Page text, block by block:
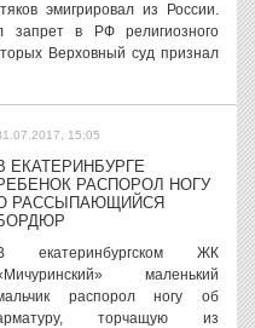
эмигрировал из России.
запрет в РФ религиозного
Верховный суд признал
15:05
ЕКАТЕРИНБУРГЕ
РАСПОРОЛ НОГУ
РАССЫПАЮЩИЙСЯ
екатеринбургском ЖК
маленький
распорол ногу об
торчащую из